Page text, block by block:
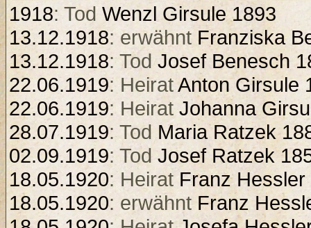
1918: Tod Wenzl Girsule 1893
13.12.1918: erwähnt Franziska
13.12.1918: TodJosef Benesch
22.06.1919: HeiratAnton Girsule
22.06.1919: Heirat Johanna
28.07.1919: Tod Maria Ratzek
02.09.1919: TodJosef Ratzek
18.05.1920: Heirat Franz Hessler
18.05.1920: erwähnt Franz